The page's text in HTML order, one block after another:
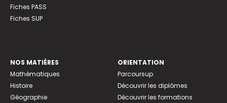
Fiches PASS
Fiches SUP
NOS MATIÈRES
Mathématiques
Histoire
Géographie
ORIENTATION
Parcoursup
Découvrir les diplômes
Découvrir les formations